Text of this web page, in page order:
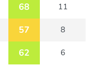
68 11
57 8
62 6